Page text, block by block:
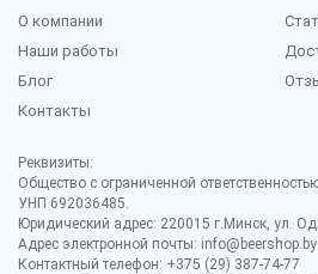
О компании
Наши работы
Блог
Контакты
Реквизиты:
Общество с ограниченной
УНП 692036485​.
Юридический адрес: 220015 г.Минск, ул.
Адрес электронной почты: info@beershop.by
Контактный телефон: +375 (29) 387-74-77